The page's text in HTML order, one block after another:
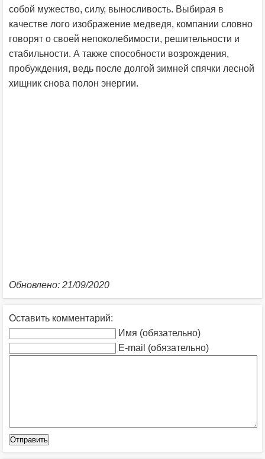
собой мужество, силу, выносливость. Выбирая в
качестве лого изображение медведя, компании словно
говорят о своей непоколебимости, решительности и
стабильности. А также способности возрождения,
пробуждения, ведь после долгой зимней спячки лесной
хищник снова полон энергии.
Обновлено: 21/09/2020
Оставить комментарий:
Имя (обязательно)
E-mail (обязательно)